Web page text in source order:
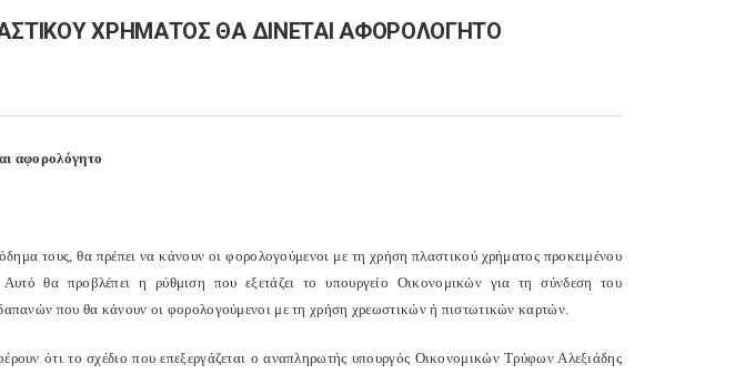
ΧΡΗΜΑΤΟΣ ΘΑ ΔΙΝΕΤΑΙ ΑΦΟΡΟΛΟΓΗΤΟ
αφορολόγητο
τους, θα πρέπει να κάνουν οι φορολογούμενοι με τη χρήση πλαστικού χρήματος προκειμένου
θα προβλέπει η ρύθμιση που εξετάζει το υπουργείο Οικονομικών για τη σύνδεση του
που θα κάνουν οι φορολογούμενοι με τη χρήση χρεωστικών ή πιστωτικών καρτών.
ότι το σχέδιο που επεξεργάζεται ο αναπληρωτής υπουργός Οικονομικών Τρύφων Αλεξιάδης